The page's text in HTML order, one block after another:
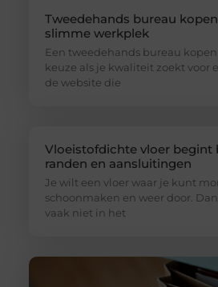
Tweedehands bureau
slimme werkplek
Een tweedehands bureau
keuze als je kwaliteit zoekt voor
de website die
Vloeistofdichte vloer begint
randen en aansluitingen
Je wilt een vloer waar je kunt
schoonmaken en weer door.
vaak niet in het